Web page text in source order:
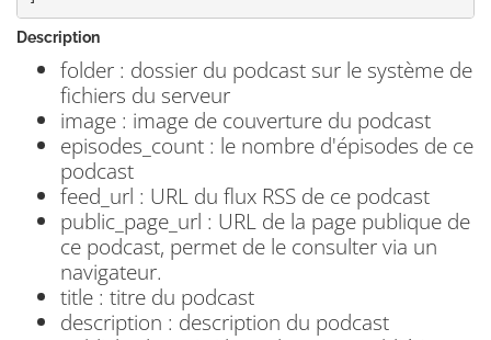
Description
folder : dossier du podcast sur le système de
fichiers du serveur
image : image de couverture du podcast
episodes_count : le nombre d'épisodes de ce
podcast
feed_url : URL du flux RSS de ce podcast
public_page_url : URL de la page publique de
ce podcast, permet de le consulter via un
navigateur.
title : titre du podcast
description : description du podcast